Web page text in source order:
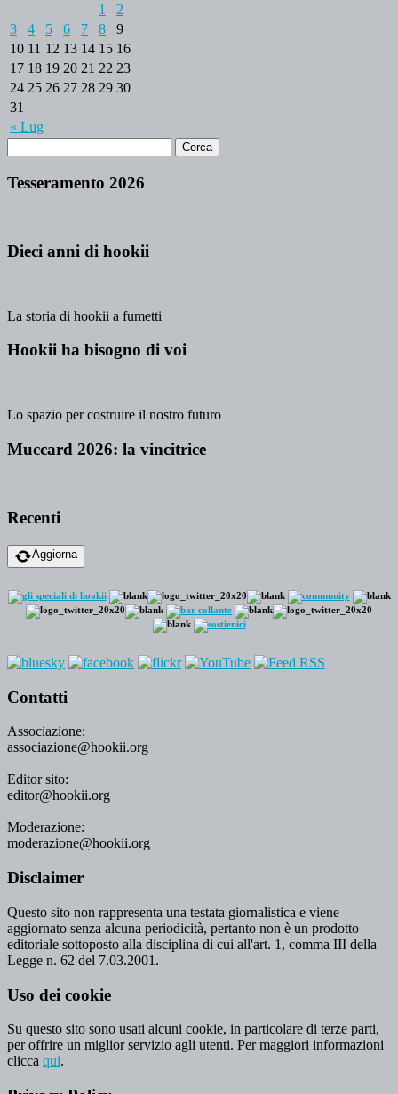
« Lug
1
2
3
4 5 6 7 8
9
10 11 12 13 14 15 16
17 18 19 20 21 22 23
24 25 26 27 28 29 30
31
Tesseramento 2026
Dieci anni di hookii
La storia di hookii a fumetti
Hookii ha bisogno di voi
Lo spazio per costruire il nostro futuro
Muccard 2026: la vincitrice
Recenti
Aggiorna
Contatti
Associazione:
associazione@hookii.org
Editor sito:
editor@hookii.org
Moderazione:
moderazione@hookii.org
Disclaimer
Questo sito non rappresenta una testata giornalistica e viene
aggiornato senza alcuna periodicità, pertanto non è un prodotto
editoriale sottoposto alla disciplina di cui all'art. 1, comma III della
Legge n. 62 del 7.03.2001.
Uso dei cookie
Su questo sito sono usati alcuni cookie, in particolare di terze parti,
per offrire un miglior servizio agli utenti. Per maggiori informazioni
clicca qui.